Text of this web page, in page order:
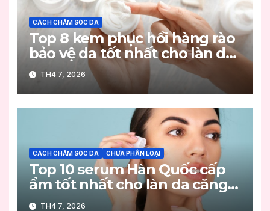
CÁCH CHĂM SÓC DA
Top 8 kem phục hồi hàng rào
bảo vệ da tốt nhất cho làn da
khỏe mạnh
TH4 7, 2026
CÁCH CHĂM SÓC DA CHƯA PHÂN LOẠI
Top 10 serum Hàn Quốc cấp
ẩm tốt nhất cho làn da căng
mọng
TH4 7, 2026